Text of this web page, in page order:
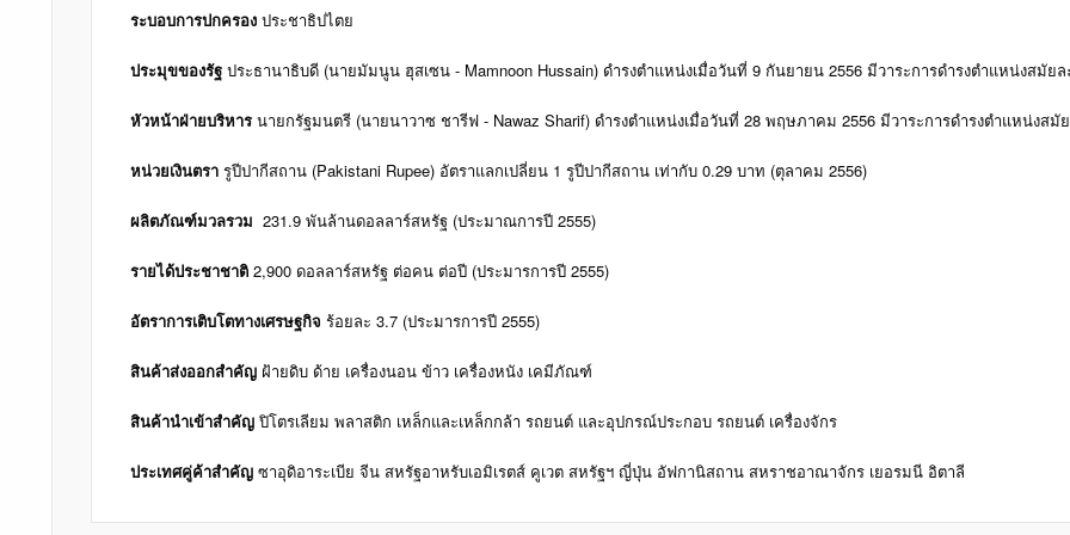
ระบอบการปกครอง ประชาธิปไตย
ประมุขของรัฐ ประธานาธิบดี (นายมัมนูน ฮุสเซน - Mamnoon Hussain) ดำรงตำแหน่งเมื่อวันที่ 9 กันยายน 2556 มีวาระการดำรงตำแหน่งสมัย
หัวหน้าฝ่ายบริหาร นายกรัฐมนตรี (นายนาวาซ ชารีฟ - Nawaz Sharif) ดำรงตำแหน่งเมื่อวันที่ 28 พฤษภาคม 2556 มีวาระการดำรงตำแหน่งสมั
หน่วยเงินตรา รูปีปากีสถาน (Pakistani Rupee) อัตราแลกเปลี่ยน 1 รูปีปากีสถาน เท่ากับ 0.29 บาท (ตุลาคม 2556)
ผลิตภัณฑ์มวลรวม 231.9 พันล้านดอลลาร์สหรัฐ (ประมาณการปี 2555)
รายได้ประชาชาติ 2,900 ดอลลาร์สหรัฐ ต่อคน ต่อปี (ประมารการปี 2555)
อัตราการเติบโตทางเศรษฐกิจ ร้อยละ 3.7 (ประมารการปี 2555)
สินค้าส่งออกสำคัญ ฝ้ายดิบ ด้าย เครื่องนอน ข้าว เครื่องหนัง เคมีภัณฑ์
สินค้านำเข้าสำคัญ ปิโตรเลียม พลาสติก เหล็กและเหล็กกล้า รถยนต์ และอุปกรณ์ประกอบ รถยนต์ เครื่องจักร
ประเทศคู่ค้าสำคัญ ซาอุดิอาระเบีย จีน สหรัฐอาหรับเอมิเรตส์ คูเวต สหรัฐฯ ญี่ปุ่น อัฟกานิสถาน สหราชอาณาจักร เยอรมนี อิตาลี